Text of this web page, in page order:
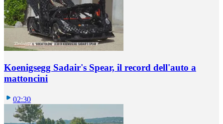
Koenigsegg Sadair's Spear, il record dell'auto a
mattoncini
02:30